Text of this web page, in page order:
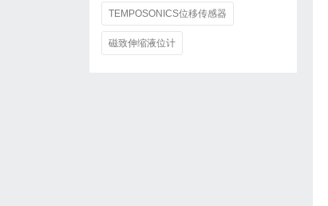
TEMPOSONICS位移传感器
磁致伸缩液位计